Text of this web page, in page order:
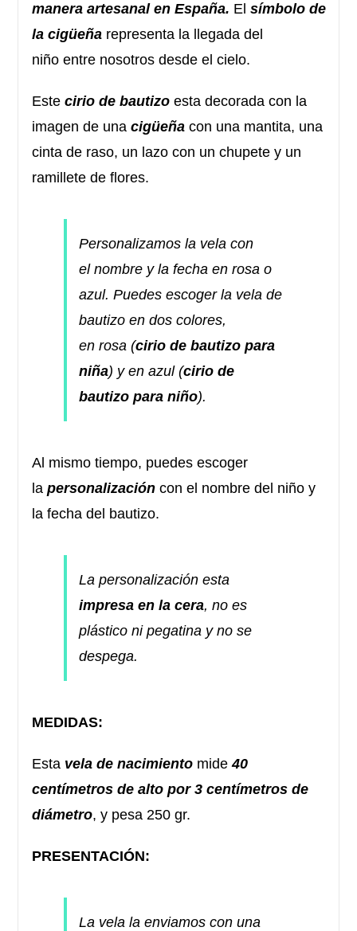
manera artesanal en España. El símbolo de
la cigüeñarepresenta la llegada del
niño entre nosotros desde el cielo.
Este cirio de bautizoesta decorada con la
imagen de una cigüeñacon una mantita, una
cinta de raso, un lazo con un chupete y un
ramillete de flores.
Personalizamos la vela con
el nombre y la fecha en rosa o
azul. Puedes escoger la vela de
bautizo en dos colores,
en rosa (cirio de bautizo para
niña) y en azul (cirio de
bautizo para niño).
Al mismo tiempo, puedes escoger
la personalizacióncon el nombre del niño y
la fecha del bautizo.
La personalización esta
impresa en la cera, no es
plástico ni pegatina y no se
despega.
MEDIDAS:
Esta vela de nacimientomide40
centímetros de alto por 3 centímetros de
diámetro, y pesa 250 gr.
PRESENTACIÓN:
La vela la enviamos con una